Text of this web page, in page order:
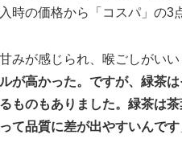
時の価格から「コスパ」の3
みが感じられ、喉ごしがいい
が高かった。ですが、緑茶
ものもありました。緑茶は
て品質に差が出やすいんです